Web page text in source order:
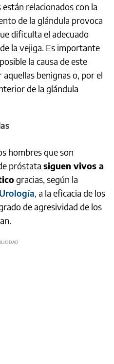
relacionados con la
de la glándula provoca
dificulta el adecuado
la vejiga. Es importante
la causa de este
benignas o, por el
de la glándula
hombres que son
próstata siguen vivos a
gracias, según la
, a la eficacia de los
de agresividad de los